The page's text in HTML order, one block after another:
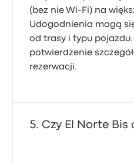
(bez nie Wi-Fi) na
Udogodnienia mogą
od trasy i typu
potwierdzenie
rezerwacji.
Czy El Norte Bis